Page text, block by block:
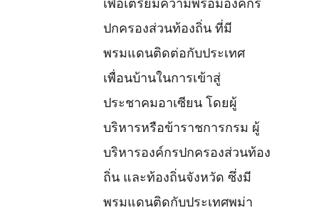
เพื่อเตรียมความพร้อมองค์กร
ปกครองส่วนท้องถิ่น ที่มี
พรมแดนติดต่อกับประเทศ
เพื่อนบ้านในการเข้าสู่
ประชาคมอาเซียน โดยผู้
บริหารหรือข้าราชการกรม ผู้
บริหารองค์กรปกครองส่วนท้อง
ถิ่น และท้องถิ่นจังหวัด ซึ่งมี
พรมแดนติดกับประเทศพม่า